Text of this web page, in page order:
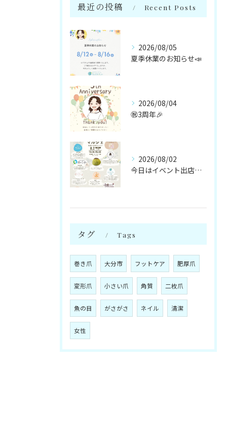
最近の投稿 Recent Posts
2026/08/05
夏季休業のお知らせ📣
2026/08/04
㊗️3周年🎉
2026/08/02
今日はイベント出店です🌻
タグ Tags
巻き爪 大分市 フットケア 肥厚爪
変形爪 小さい爪 角質 二枚爪
魚の目 がさがさ ネイル 清潔
女性